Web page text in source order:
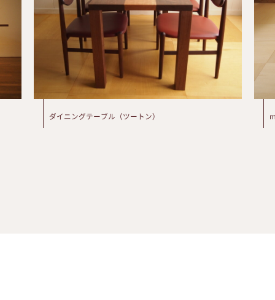
ダイニングテーブル（ツートン）